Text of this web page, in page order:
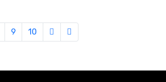
9 10